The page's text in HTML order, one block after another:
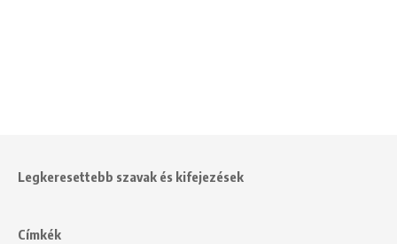
Legkeresettebb szavak és kifejezések
Címkék